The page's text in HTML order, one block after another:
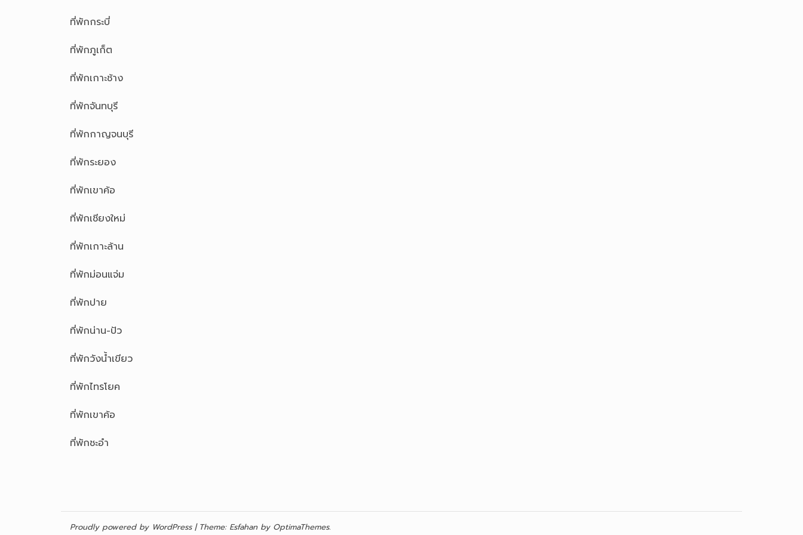
ที่พักกระบี่
ที่พักภูเก็ต
ที่พักเกาะช้าง
ที่พักจันทบุรี
ที่พักกาญจนบุรี
ที่พักระยอง
ที่พักเขาค้อ
ที่พักเชียงใหม่
ที่พักเกาะล้าน
ที่พักม่อนแจ่ม
ที่พักปาย
ที่พักน่าน-ปัว
ที่พักวังน้ำเขียว
ที่พักไทรโยค
ที่พักเขาค้อ
ที่พักชะอำ
Proudly powered by WordPress | Theme: Esfahan by OptimaThemes.